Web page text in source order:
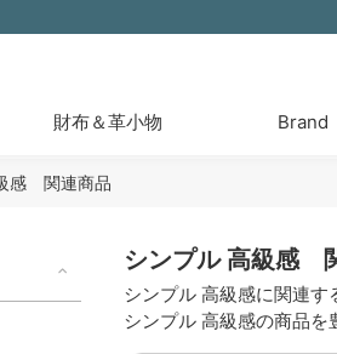
財布＆革小物 Brand
感 関連商品
シンプル 高級感
シンプル 高級感に関連
シンプル 高級感の商品を